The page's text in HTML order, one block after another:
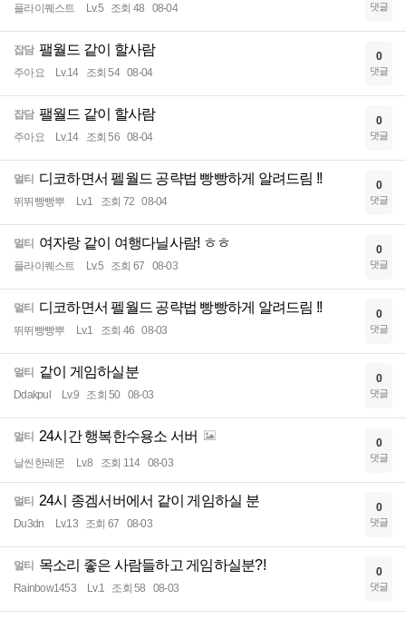
플라이퀘스트 Lv.5 조회 48 08-04 댓글
잡담 팰월드 같이 할사람
주아요 Lv.14 조회 54 08-04
0
댓글
잡담 팰월드 같이 할사람
주아요 Lv.14 조회 56 08-04
0
댓글
멀티 디코하면서 펠월드 공략법 빵빵하게 알려드림 !!
뛰뛰빵빵뿌 Lv.1 조회 72 08-04
0
댓글
멀티 여자랑 같이 여행다닐사람! ㅎㅎ
플라이퀘스트 Lv.5 조회 67 08-03
0
댓글
멀티 디코하면서 펠월드 공략법 빵빵하게 알려드림 !!
뛰뛰빵빵뿌 Lv.1 조회 46 08-03
0
댓글
멀티 같이 게임하실분
Ddakpul Lv.9 조회 50 08-03
0
댓글
멀티 24시간 행복한수용소 서버
날씬한레몬 Lv.8 조회 114 08-03
0
댓글
멀티 24시 종겜서버에서 같이 게임하실 분
Du3dn Lv.13 조회 67 08-03
0
댓글
멀티 목소리 좋은 사람들하고 게임하실분?!
Rainbow1453 Lv.1 조회 58 08-03
0
댓글